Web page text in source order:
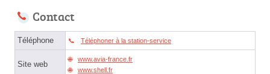
Contact
Téléphone Téléphoner à la station-service
Site web
www.avia-france.fr
www.shell.fr